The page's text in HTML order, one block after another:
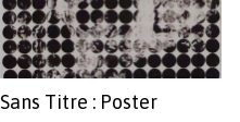
Sans Titre : Poster